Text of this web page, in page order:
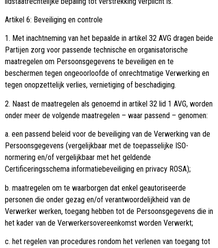
Artikel 6: Beveiliging en controle
1. Met inachtneming van het bepaalde in artikel 32 AVG dragen beide
Partijen zorg voor passende technische en organisatorische
maatregelen om Persoonsgegevens te beveiligen en te
beschermen tegen ongeoorloofde of onrechtmatige Verwerking en
tegen onopzettelijk verlies, vernietiging of beschadiging.
2. Naast de maatregelen als genoemd in artikel 32 lid 1 AVG, worden
onder meer de volgende maatregelen – waar passend – genomen:
a. een passend beleid voor de beveiliging van de Verwerking van de
Persoonsgegevens (vergelijkbaar met de toepasselijke ISO-
normering en/of vergelijkbaar met het geldende
Certificeringsschema informatiebeveiliging en privacy ROSA);
b. maatregelen om te waarborgen dat enkel geautoriseerde
personen die onder gezag en/of verantwoordelijkheid van de
Verwerker werken, toegang hebben tot de Persoonsgegevens die in
het kader van de Verwerkersovereenkomst worden Verwerkt;
c. het regelen van procedures rondom het verlenen van toegang tot